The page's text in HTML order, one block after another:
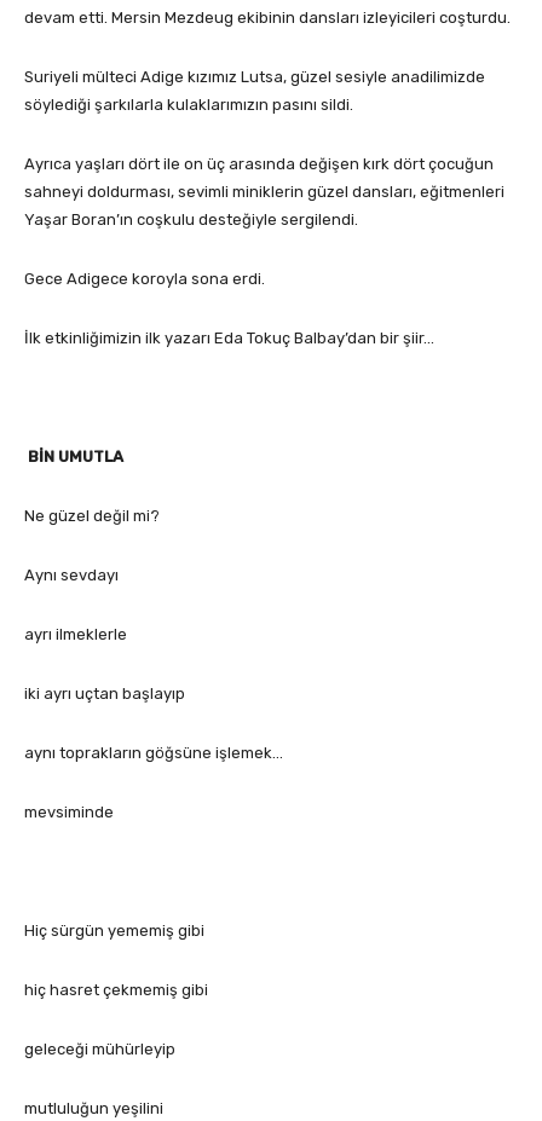
devam etti. Mersin Mezdeug ekibinin dansları izleyicileri coşturdu.
Suriyeli mülteci Adige kızımız Lutsa, güzel sesiyle anadilimizde
söylediği şarkılarla kulaklarımızın pasını sildi.
Ayrıca yaşları dört ile on üç arasında değişen kırk dört çocuğun
sahneyi doldurması, sevimli miniklerin güzel dansları, eğitmenleri
Yaşar Boran’ın coşkulu desteğiyle sergilendi.
Gece Adigece koroyla sona erdi.
İlk etkinliğimizin ilk yazarı Eda Tokuç Balbay’dan bir şiir…
BİN UMUTLA
Ne güzel değil mi?
Aynı sevdayı
ayrı ilmeklerle
iki ayrı uçtan başlayıp
aynı toprakların göğsüne işlemek…
mevsiminde
Hiç sürgün yememiş gibi
hiç hasret çekmemiş gibi
geleceği mühürleyip
mutluluğun yeşilini